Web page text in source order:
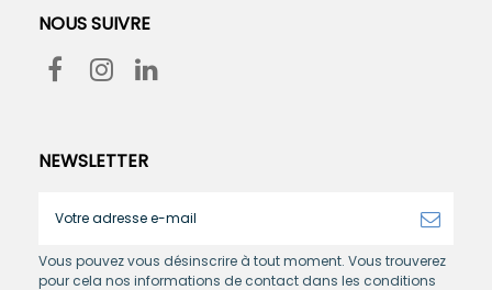
NOUS SUIVRE
NEWSLETTER
Vous pouvez vous désinscrire à tout moment. Vous trouverez
pour cela nos informations de contact dans les conditions